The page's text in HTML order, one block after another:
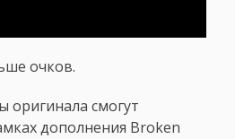
очков.
оригинала смогут
дополнения Broken